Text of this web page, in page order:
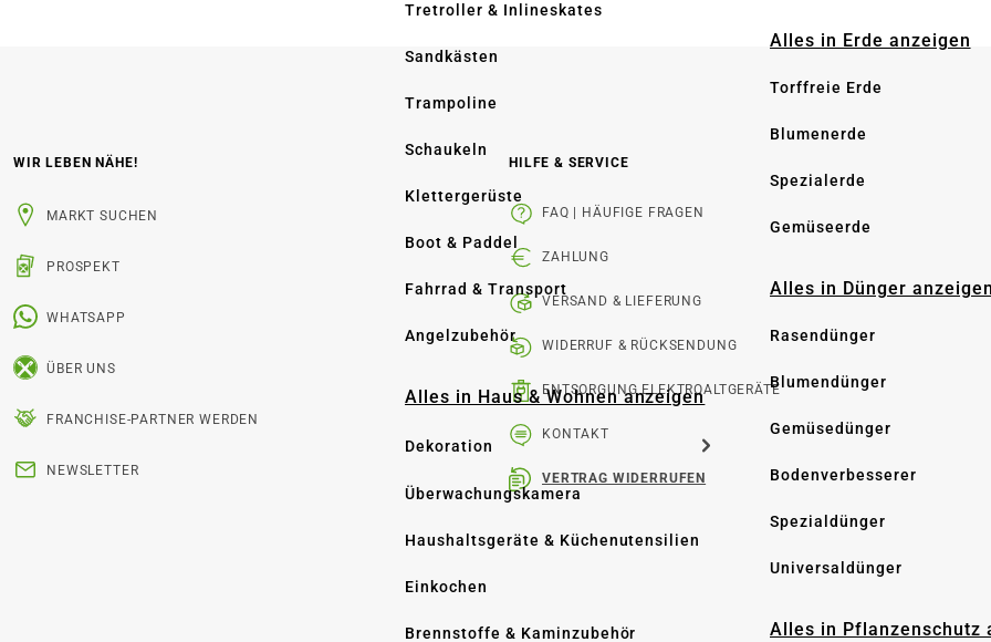
Tretroller & Inlineskates
Sandkästen
Trampoline
Schaukeln
Klettergerüste
Boot & Paddel
Fahrrad & Transport
Angelzubehör
Alles in Haus & Wohnen anzeigen
Dekoration
Überwachungskamera
Haushaltsgeräte & Küchenutensilien
Einkochen
Brennstoffe & Kaminzubehör
Alles in Erde anzeigen
Torffreie Erde
Blumenerde
Spezialerde
Gemüseerde
Alles in Dünger anzeigen
Rasendünger
Blumendünger
Gemüsedünger
Bodenverbesserer
Spezialdünger
Universaldünger
Alles in Pflanzenschutz
WIR LEBEN NÄHE!
MARKT SUCHEN
PROSPEKT
WHATSAPP
ÜBER UNS
FRANCHISE-PARTNER WERDEN
NEWSLETTER
HILFE & SERVICE
FAQ | HÄUFIGE FRAGEN
ZAHLUNG
VERSAND & LIEFERUNG
WIDERRUF & RÜCKSENDUNG
ENTSORGUNG ELEKTROALTGERÄTE
KONTAKT
VERTRAG WIDERRUFEN